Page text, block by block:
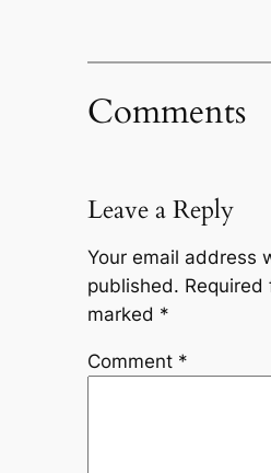
Comments
Leave a Reply
Your email address
published. Required
marked *
Comment *